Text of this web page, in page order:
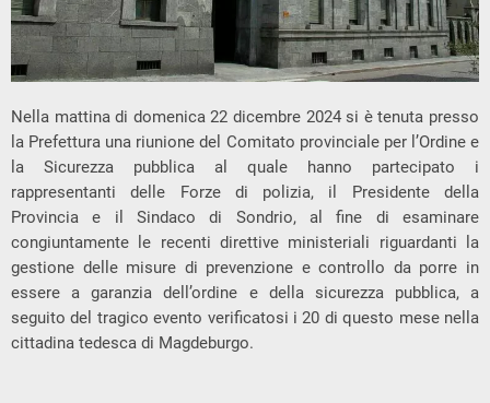
Nella mattina di domenica 22 dicembre 2024 si è tenuta presso
la Prefettura una riunione del Comitato provinciale per l’Ordine e
la Sicurezza pubblica al quale hanno partecipato i
rappresentanti delle Forze di polizia, il Presidente della
Provincia e il Sindaco di Sondrio, al fine di esaminare
congiuntamente le recenti direttive ministeriali riguardanti la
gestione delle misure di prevenzione e controllo da porre in
essere a garanzia dell’ordine e della sicurezza pubblica, a
seguito del tragico evento verificatosi i 20 di questo mese nella
cittadina tedesca di Magdeburgo.